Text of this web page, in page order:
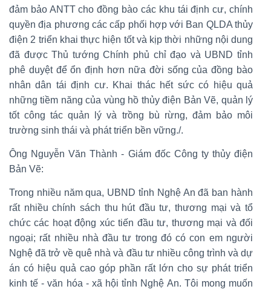
đảm bảo ANTT cho đồng bào các khu tái định cư, chính
quyền địa phương các cấp phối hợp với Ban QLDA thủy
điện 2 triển khai thực hiện tốt và kịp thời những nội dung
đã được Thủ tướng Chính phủ chỉ đạo và UBND tỉnh
phê duyệt để ổn định hơn nữa đời sống của đồng bào
nhân dân tái định cư. Khai thác hết sức có hiệu quả
những tiềm năng của vùng hồ thủy điện Bản Vẽ, quản lý
tốt công tác quản lý và trồng bù rừng, đảm bảo môi
trường sinh thái và phát triển bền vững./.
Ông Nguyễn Văn Thành - Giám đốc Công ty thủy điện
Bản Vẽ:
Trong nhiều năm qua, UBND tỉnh Nghệ An đã ban hành
rất nhiều chính sách thu hút đầu tư, thương mại và tổ
chức các hoạt động xúc tiến đầu tư, thương mại và đối
ngoại; rất nhiều nhà đầu tư trong đó có con em người
Nghệ đã trở về quê nhà và đầu tư nhiều công trình và dự
án có hiệu quả cao góp phần rất lớn cho sự phát triển
kinh tế - văn hóa - xã hội tỉnh Nghệ An. Tôi mong muốn